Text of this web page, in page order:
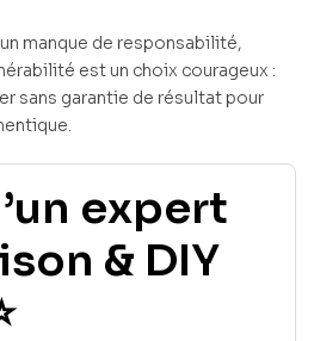
manque de responsabilité,
est un choix courageux :
sans garantie de résultat pour
expert
& DIY